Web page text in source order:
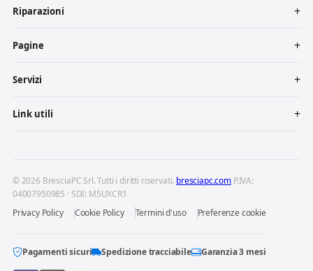
Riparazioni
Pagine
Servizi
Link utili
© 2026 BresciaPC Srl. Tutti i diritti riservati. bresciapc.com P.IVA:
04007950985 · SDI: M5UXCR1
Privacy Policy
Cookie Policy Termini d'uso Preferenze cookie
Pagamenti sicuri Spedizione tracciabile Garanzia 3 mesi